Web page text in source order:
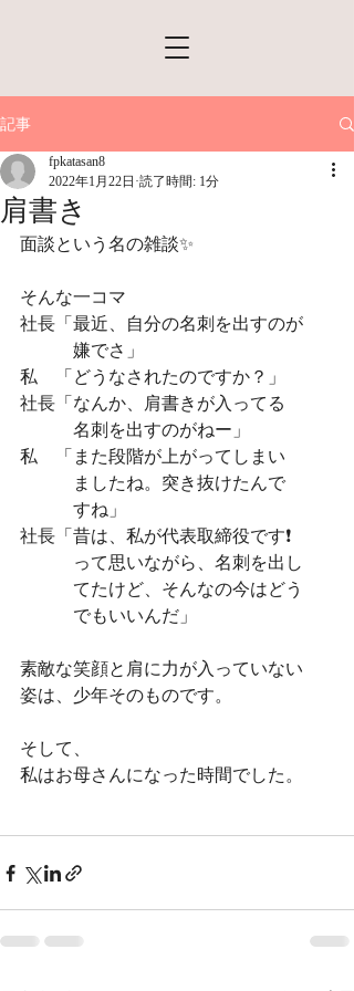
記事
肩書き
fpkatasan8
2022年1月22日 読了時間: 1分
面談という名の雑談✨
そんな一コマ
社長「最近、自分の名刺を出すのが
嫌でさ」
私　「どうなされたのですか？」
社長「なんか、肩書きが入ってる
名刺を出すのがねー」
私　「また段階が上がってしまい
ましたね。突き抜けたんで
すね」
社長「昔は、私が代表取締役です❗️
って思いながら、名刺を出し
てたけど、そんなの今はどう
でもいいんだ」
素敵な笑顔と肩に力が入っていない
姿は、少年そのものです。
そして、
私はお母さんになった時間でした。